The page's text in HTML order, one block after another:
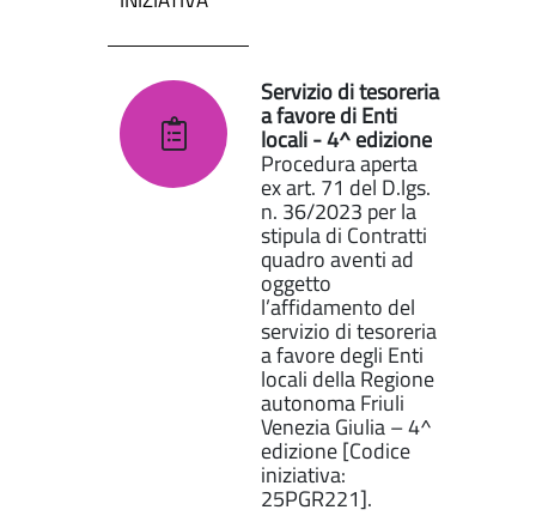
Servizio di tesoreria
a favore di Enti
locali - 4^ edizione
Procedura aperta
ex art. 71 del D.lgs.
n. 36/2023 per la
stipula di Contratti
quadro aventi ad
oggetto
l’affidamento del
servizio di tesoreria
a favore degli Enti
locali della Regione
autonoma Friuli
Venezia Giulia – 4^
edizione [Codice
iniziativa:
25PGR221].